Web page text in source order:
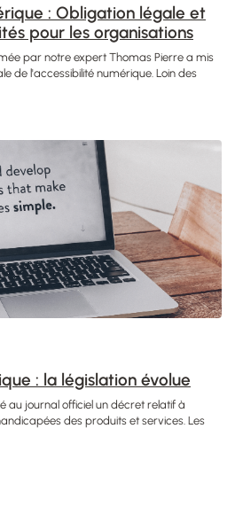
: Obligation légale et
pour les organisations
par notre expert Thomas Pierre a mis
de l'accessibilité numérique. Loin des
: la législation évolue
au journal officiel un décret relatif à
des produits et services. Les